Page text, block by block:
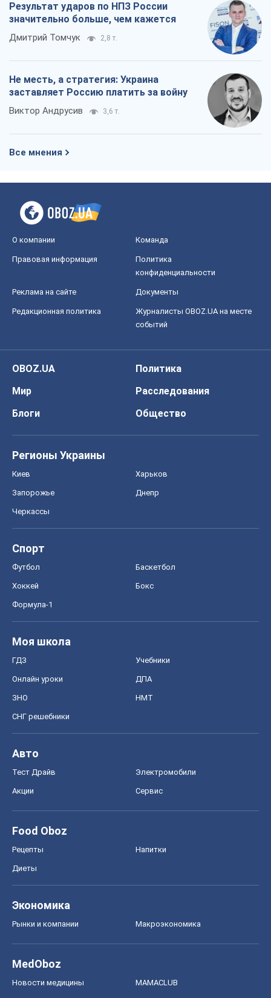
Результат ударов по НПЗ России
значительно больше, чем кажется
Дмитрий Томчук 2,8 т.
Не месть, а стратегия: Украина
заставляет Россию платить за войну
Виктор Андрусив 3,6 т.
Все мнения
О компании Команда
Правовая информация
Политика
конфиденциальности
Реклама на сайте Документы
Редакционная политика
Журналисты OBOZ.UA на месте
событий
OBOZ.UA
Политика
Мир
Расследования
Блоги
Общество
Регионы Украины
Киев Харьков
Запорожье Днепр
Черкассы
Спорт
Футбол Баскетбол
Хоккей Бокс
Формула-1
Моя школа
ГДЗ Учебники
Онлайн уроки ДПА
ЗНО НМТ
СНГ решебники
Авто
Тест Драйв Электромобили
Акции Сервис
Food Oboz
Рецепты Напитки
Диеты
Экономика
Рынки и компании Mакроэкономика
MedOboz
Новости медицины MAMACLUB